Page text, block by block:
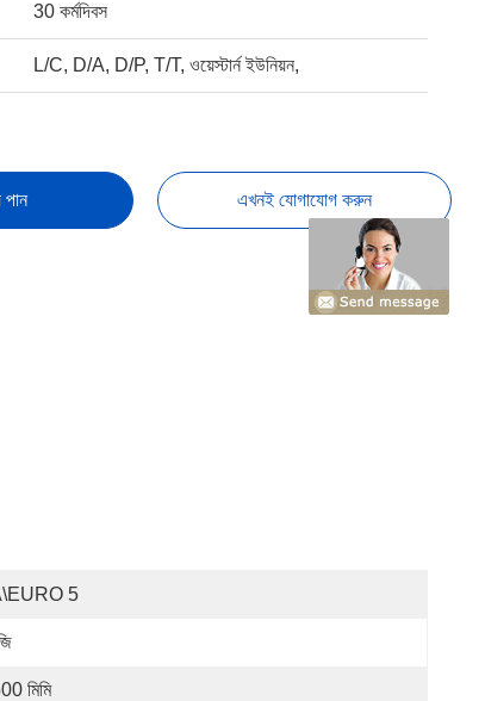
30 কর্মদিবস
L/C, D/A, D/P, T/T, ওয়েস্টার্ন ইউনিয়ন,
পান এখনই যোগাযোগ করুন
5
মিমি